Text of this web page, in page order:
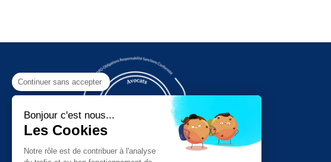
Continuer sans accepter
Bonjour c'est nous...
Les Cookies
Notre rôle est de contribuer à l'analyse